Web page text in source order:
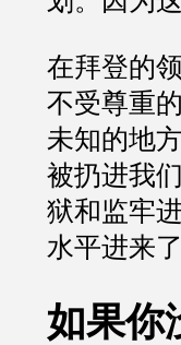
在拜登的
不受尊重
未知的地
被扔进我
狱和监牢
水平进来了
如果你